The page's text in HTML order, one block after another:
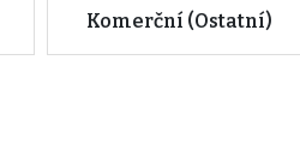
Komerční (Ostatní)